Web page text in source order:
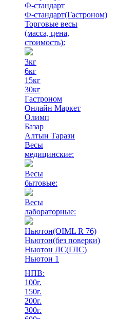
Ф-стандарт
Ф-стандарт(Гастроном)
Торговые весы
(масса, цена,
стоимость):
3кг
6кг
15кг
30кг
Гастроном
Онлайн Маркет
Олимп
Базар
Алтын Тарази
Весы
медицинские:
Весы
бытовые:
Весы
лабораторные:
Ньютон(OIML R 76)
Ньютон(без поверки)
Ньютон ЛС(ГЛС)
Ньютон 1
НПВ:
100г.
150г.
200г.
300г.